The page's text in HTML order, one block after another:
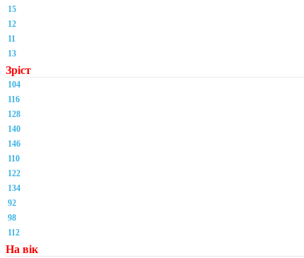
15
12
11
13
Зріст
104
116
128
140
146
110
122
134
92
98
112
На вік